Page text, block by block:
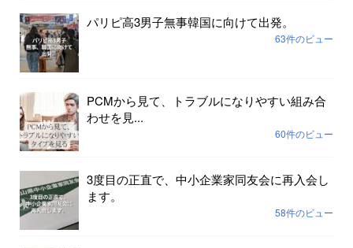
パリピ高3男子無事韓国に向けて出発。
63件のビュー
PCMから見て、トラブルになりやすい組み合
わせを見...
60件のビュー
3度目の正直で、中小企業家同友会に再入会し
ます。
58件のビュー